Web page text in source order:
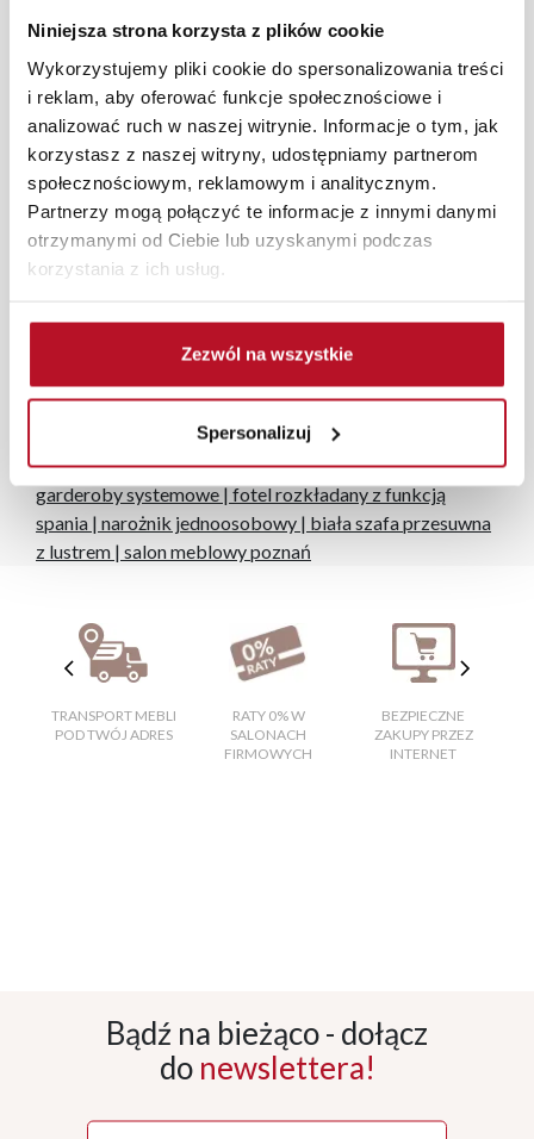
Niniejsza strona korzysta z plików cookie
Wykorzystujemy pliki cookie do spersonalizowania treści
i reklam, aby oferować funkcje społecznościowe i
analizować ruch w naszej witrynie. Informacje o tym, jak
korzystasz z naszej witryny, udostępniamy partnerom
społecznościowym, reklamowym i analitycznym.
Partnerzy mogą połączyć te informacje z innymi danymi
otrzymanymi od Ciebie lub uzyskanymi podczas
korzystania z ich usług.
Zezwól na wszystkie
Spersonalizuj
Każde zmówienie złożone w sklepie stacjonarnym
dostarczymy do 3 dni roboczych na terenie całej Polski.
W przypadku zamówień internetowych czas dostawy
wynosi do 5 dni roboczych, również na terenie całego
kraju. Wszystkie zamówienia powyżej 1000 zł
dostarczamy gratis niezależnie od miejsca złożenia
zamówienia.
Rzeczywiste kolory i struktura materiałów mogą różnić
się od widocznych na ekranie, zależnie od ustawień
Popularne wyszukiwania:
garderoby systemowe | fotel rozkładany z funkcją
spania | narożnik jednoosobowy | biała szafa przesuwna
z lustrem | salon meblowy poznań
TRANSPORT MEBLI
POD TWÓJ ADRES
RATY 0% W
SALONACH
FIRMOWYCH
BEZPIECZNE
ZAKUPY PRZEZ
INTERNET
Bądź na bieżąco - dołącz
do newslettera!